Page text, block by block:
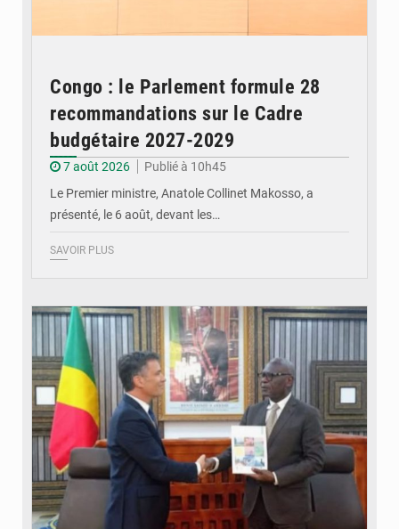
Congo : le Parlement formule 28
recommandations sur le Cadre
budgétaire 2027-2029
7 août 2026
Publié à 10h45
Le Premier ministre, Anatole Collinet Makosso, a
présenté, le 6 août, devant les…
SAVOIR PLUS